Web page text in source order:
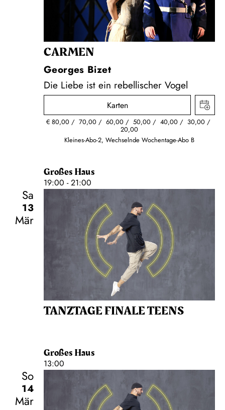
CARMEN
Georges Bizet
Die Liebe ist ein rebellischer Vogel
Karten
€ 80,00 70,00 60,00 50,00 40,00 30,00
20,00
Kleines-Abo-2, Wechselnde Wochentage-Abo B
Großes Haus
19:00 - 21:00
Sa
13
Mär
TANZTAGE FINALE TEENS
Großes Haus
13:00
So
14
Mär